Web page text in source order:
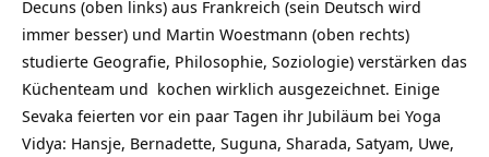
Decuns (oben links) aus Frankreich (sein Deutsch wird
immer besser) und Martin Woestmann (oben rechts)
studierte Geografie, Philosophie, Soziologie) verstärken das
Küchenteam und kochen wirklich ausgezeichnet. Einige
Sevaka feierten vor ein paar Tagen ihr Jubiläum bei Yoga
Vidya: Hansje, Bernadette, Suguna, Sharada, Satyam, Uwe,